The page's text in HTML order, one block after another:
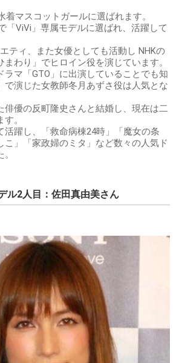
着マスコットガールに選ばれます。
「ViVi」専属モデルに選ばれ、活躍して
ティ、また女優としても活動し NHKの
わり」でヒロイン役を演じています。
ラマ「GTO」に出演していることでも知
で演じた女教師冬月あずさ役は人気とな
俳優の反町隆史さんと結婚し、現在は二
。
活躍し、「救命病棟24時」「魔女の条
こ」「家政婦のミタ」など数々の人気ド
ル2人目：佐田真由美さん